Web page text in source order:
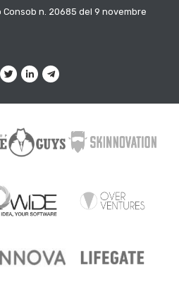
n. 20685 del 9 novembre